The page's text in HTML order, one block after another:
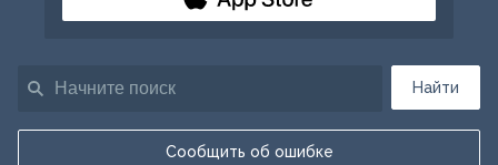
Найти
Сообщить об ошибке